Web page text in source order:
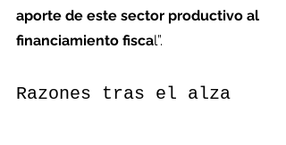
aporte de este sector productivo al
financiamiento fiscal”.
Razones tras el alza